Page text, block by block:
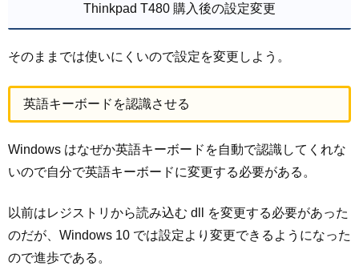
Thinkpad T480 購入後の設定変更
そのままでは使いにくいので設定を変更しよう。
英語キーボードを認識させる
Windows はなぜか英語キーボードを自動で認識してくれな
いので自分で英語キーボードに変更する必要がある。
以前はレジストリから読み込む dll を変更する必要があった
のだが、Windows 10 では設定より変更できるようになった
ので進歩である。